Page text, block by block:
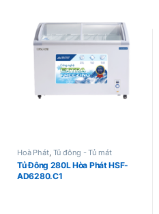
Hoà Phát, Tủ đông - Tủ mát
Tủ Đông 280L Hòa Phát HSF-
AD6280.C1